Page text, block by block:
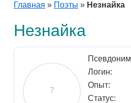
Главная » Поэты » Незнайка
Незнайка
Логин:
Опыт:
Статус: